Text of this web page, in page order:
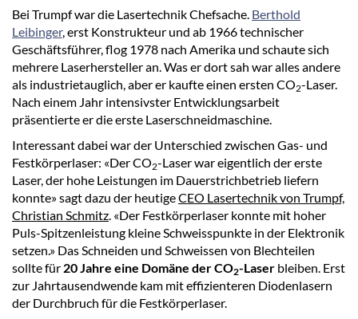
Bei Trumpf war die Lasertechnik Chefsache. Berthold
Leibinger, erst Konstrukteur und ab 1966 technischer
Geschäftsführer, flog 1978 nach Amerika und schaute sich
mehrere Laserhersteller an. Was er dort sah war alles andere
als industrietauglich, aber er kaufte einen ersten CO2-Laser.
Nach einem Jahr intensivster Entwicklungsarbeit
präsentierte er die erste Laserschneidmaschine.
Interessant dabei war der Unterschied zwischen Gas- und
Festkörperlaser: «Der CO2-Laser war eigentlich der erste
Laser, der hohe Leistungen im Dauerstrichbetrieb liefern
konnte» sagt dazu der heutigeCEO Lasertechnik von Trumpf,
Christian Schmitz. «Der Festkörperlaser konnte mit hoher
Puls-Spitzenleistung kleine Schweisspunkte in der Elektronik
setzen.» Das Schneiden und Schweissen von Blechteilen
sollte für 20 Jahre eine Domäne der CO2-Laser bleiben. Erst
zur Jahrtausendwende kam mit effizienteren Diodenlasern
der Durchbruch für die Festkörperlaser.